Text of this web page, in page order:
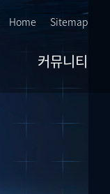
Home Sitemap
커뮤니티